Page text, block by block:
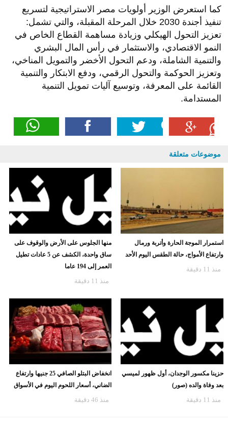
كما استعرض الوزير أولويات مصر الاستراتيجية لتسريع
تنفيذ أجندة 2030 خلال المرحلة المقبلة، والتي تشمل:
تعزيز التحول الهيكلي وزيادة مساهمة القطاع الخاص في
النمو الاقتصادي، والاستثمار في رأس المال البشري
والتنمية الشاملة، ودعم التحول الأخضر والتمويل المناخي،
وتعزيز الحوكمة والتحول الرقمي، ودفع الابتكار والتنمية
القائمة على المعرفة، وتوسيع آليات تمويل التنمية
المستدامة.
موضوعات متعلقة
استمرار الموجة الحارة وأتربة ورمال
وارتفاع الأمواج، حالة الطقس اليوم الأحد
منذ 11 دقيقة
منها الجلوس على الأرض والوقوف على
ساق واحدة، الكشف عن 5 عادات تطيل
العمر إلى 194 عاما
منذ 11 دقيقة
حزينا مكسور الوجدان، أول ظهور لميسي
بعد وفاة والده (صور)
منذ 11 دقيقة
انخفاض البتلو الصافي 25 جنيها وارتفاع
الضاني، أسعار اللحوم اليوم في الأسواق
منذ 46 دقيقة